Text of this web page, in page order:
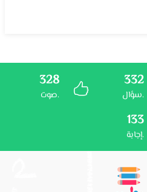
332
سؤال.
328
صوت.
133
إجابة.